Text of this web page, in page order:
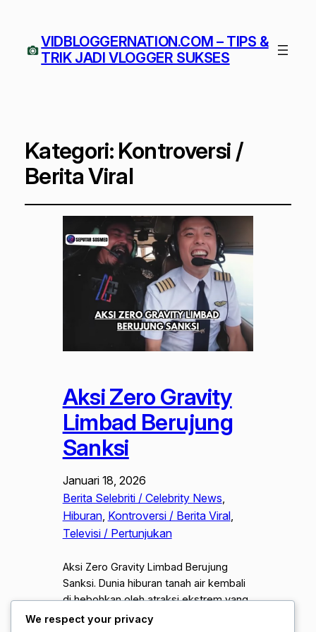
VIDBLOGGERNATION.COM – TIPS &
TRIK JADI VLOGGER SUKSES
Kategori: Kontroversi /
Berita Viral
Aksi Zero Gravity
Limbad Berujung
Sanksi
Januari 18, 2026
Berita Selebriti / Celebrity News
Hiburan, Kontroversi / Berita Viral
Televisi / Pertunjukan
Aksi Zero Gravity Limbad Berujung
Sanksi. Dunia hiburan tanah air kembali
di hebohkan oleh atraksi ekstrem yang
di lakukan oleh pesulap kenamaan,
We respect your privacy